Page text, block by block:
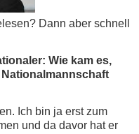
Dann aber schnell
Wie kam es,
Ich bin ja erst zum
und da davor hat er